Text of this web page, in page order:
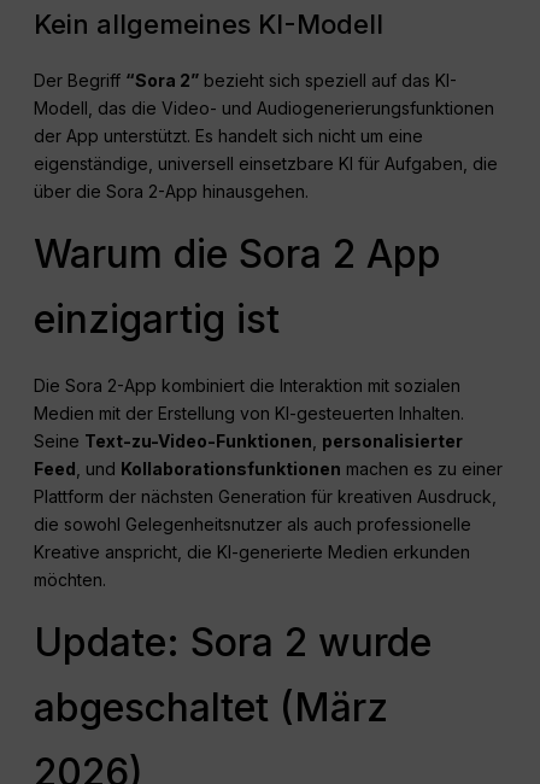
Kein allgemeines KI-Modell
Der Begriff “Sora 2” bezieht sich speziell auf das KI-
Modell, das die Video- und Audiogenerierungsfunktionen
der App unterstützt. Es handelt sich nicht um eine
eigenständige, universell einsetzbare KI für Aufgaben, die
über die Sora 2-App hinausgehen.
Warum die Sora 2 App
einzigartig ist
Die Sora 2-App kombiniert die Interaktion mit sozialen
Medien mit der Erstellung von KI-gesteuerten Inhalten.
Seine Text-zu-Video-Funktionen personalisierter
Feed , und Kollaborationsfunktionen machen es zu einer
Plattform der nächsten Generation für kreativen Ausdruck,
die sowohl Gelegenheitsnutzer als auch professionelle
Kreative anspricht, die KI-generierte Medien erkunden
möchten.
Update: Sora 2 wurde
abgeschaltet (März
2026)